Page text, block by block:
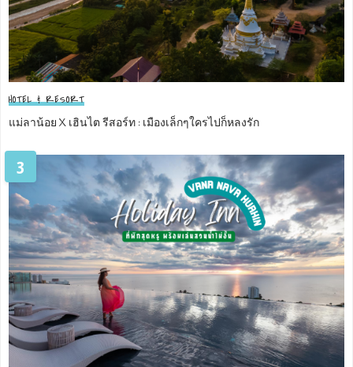
HOTEL & RESORT
แม่ลาน้อย X เฮินไต รีสอร์ท : เมืองเล็กๆใครไปก็หลงรัก
3